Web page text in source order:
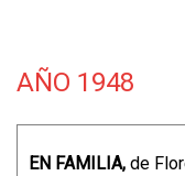
AÑO 1948
EN FAMILIA, de